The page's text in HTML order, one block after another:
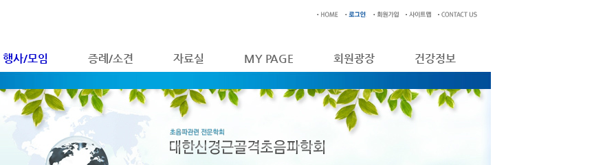
행사/모임 증례/소견 자료실 MY PAGE 회원광장 건강정보